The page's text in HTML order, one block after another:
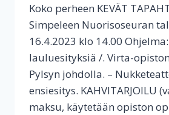
Koko perheen KEVÄT
Simpeleen Nuorisoseuran
16.4.2023 klo 14.00
lauluesityksiä /. Virta-
Pylsyn johdolla. –
ensiesitys. KAHVITARJOILU
maksu, käytetään opiston